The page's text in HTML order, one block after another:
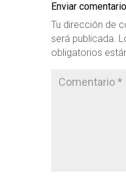
Enviar comentario
Tu dirección de
será publicada.
obligatorios